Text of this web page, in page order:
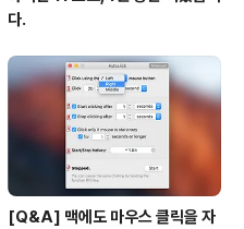
다.
[Q&A] 맥에도 마우스 클릭을 자